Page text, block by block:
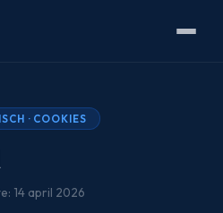
· COOKIES
14 april 2026